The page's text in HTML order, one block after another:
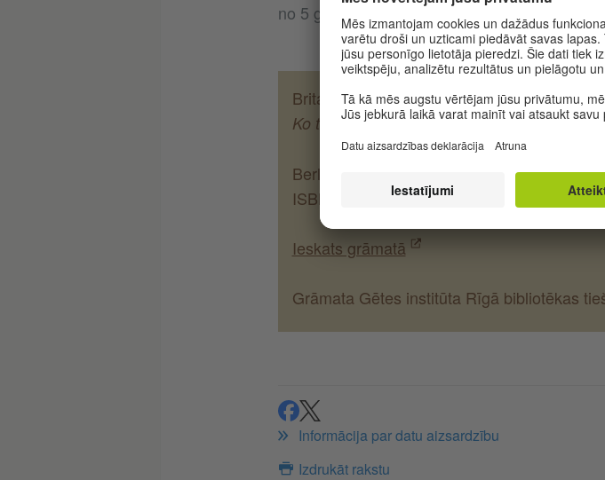
no 5 gadu vecuma
Brita Tekentrupa (teksts/ilustrācijas)
Ko tu gaidi? Lielā jautājumu grāmata
Berlīne: Verlagshaus Jacoby & Stuart,
ISBN 978-3-946593-09-6
Ieskats grāmatā
Grāmata Gētes institūta Rīgā bibliotēkas
ieteiktieteikt
Informācija par datu aizsardzību
Izdrukāt rakstu